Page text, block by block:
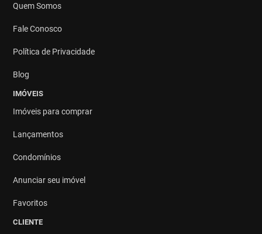
Quem Somos
Fale Conosco
Política de Privacidade
Blog
IMÓVEIS
Imóveis para comprar
Lançamentos
Condomínios
Anunciar seu imóvel
Favoritos
CLIENTE